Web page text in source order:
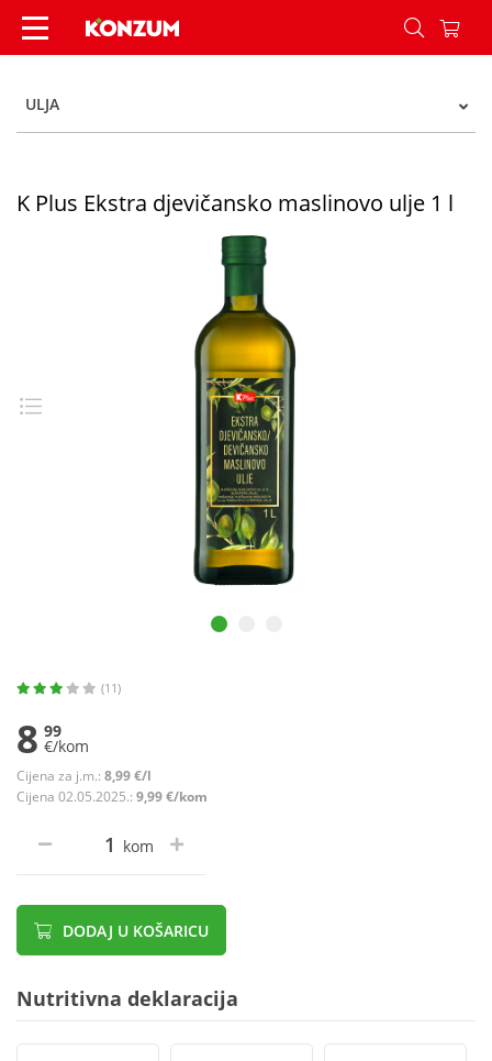
K Plus Ekstra djevičansko maslinovo ulje 1 l -
ULJA
K Plus Ekstra djevičansko maslinovo ulje 1 l
(11)
8 99
€/kom
Cijena za j.m.: 8,99 €/l
Cijena 02.05.2025.: 9,99 €/kom
kom
DODAJ U KOŠARICU
Nutritivna deklaracija